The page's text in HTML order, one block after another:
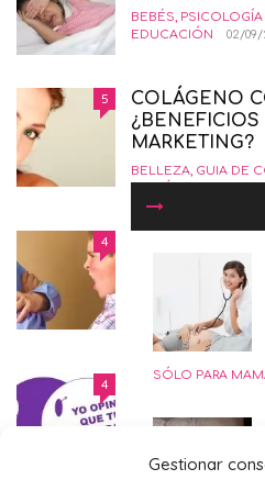
Gestionar
SÓLO PARA
BEBÉS,
EDUCACIÓN
02/09/
5
COLÁGENO
MARKETING?
BELLEZA, GUIA DE
4
DEFINITIVA.
EDUCANDO CON
EDUCACIÓN
12/02/
4
DERECHO AL